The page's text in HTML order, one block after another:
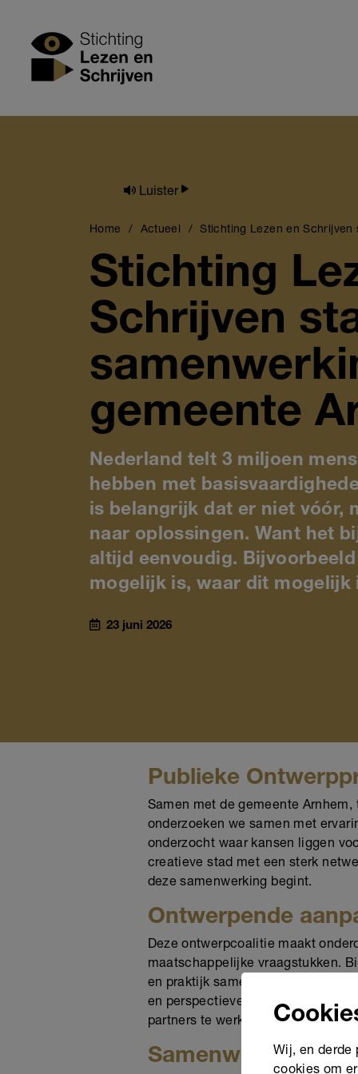
Stichting Lezen
Luister
Breadcrumb
Home Actueel Stichting Lezen en Schrijven
Stichting
Schrijven
gemeente
Nederland telt 3 miljoen
hebben met
is belangrijk dat er niet vóór,
naar oplossingen. Want het
altijd eenvoudig.
mogelijk is, waar dit
23 juni 2026
Publieke
Samen met de gemeente
onderzoeken we samen met
onderzocht waar kansen liggen
creatieve stad met een sterk
deze samenwerking begint.
Ontwerpende
Deze ontwerpcoalitie maakt
maatschappelijke vraagstukken.
en praktijk samen aan leren,
en perspectieven hierdoor
partners te werken aan meer
Wij, en derde
cookies om